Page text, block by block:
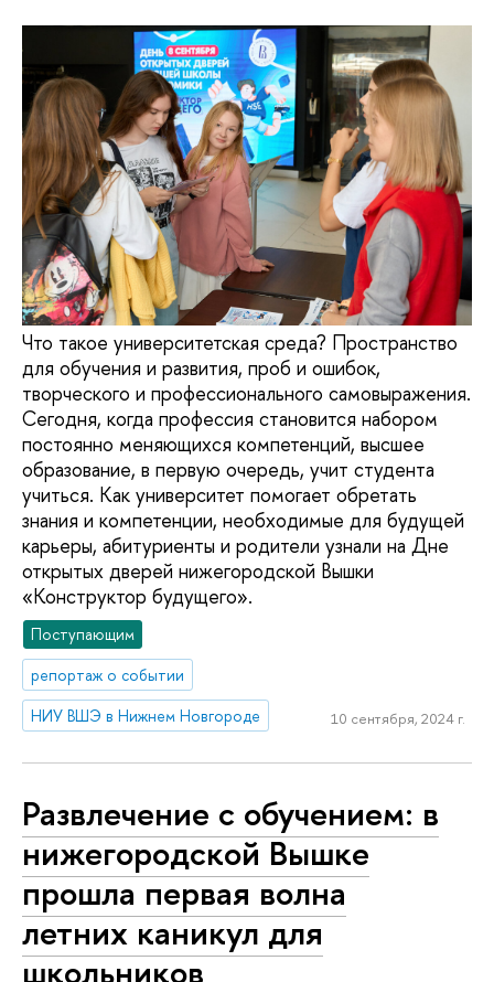
Что такое университетская среда? Пространство
для обучения и развития, проб и ошибок,
творческого и профессионального самовыражения.
Сегодня, когда профессия становится набором
постоянно меняющихся компетенций, высшее
образование, в первую очередь, учит студента
учиться. Как университет помогает обретать
знания и компетенции, необходимые для будущей
карьеры, абитуриенты и родители узнали на Дне
открытых дверей нижегородской Вышки
«Конструктор будущего».
Поступающим
репортаж о событии
НИУ ВШЭ в Нижнем Новгороде
10 сентября, 2024 г.
Развлечение с обучением: в
нижегородской Вышке
прошла первая волна
летних каникул для
школьников